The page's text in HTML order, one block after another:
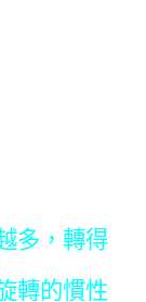
多，轉得
轉的慣性